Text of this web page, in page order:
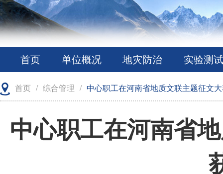
首页 单位概况 地灾防治 实验测试
首页 / 综合管理 / 中心职工在河南省地质文联主题征文
中心职工在河南省